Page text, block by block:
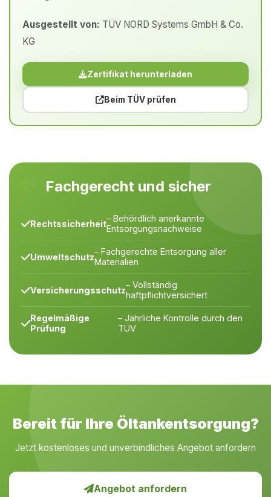
Ausgestellt von: TÜV NORD Systems GmbH & Co.
KG
Zertifikat herunterladen
Beim TÜV prüfen
Fachgerecht und sicher
Rechtssicherheit– Behördlich anerkannte
Entsorgungsnachweise
Umweltschutz– Fachgerechte Entsorgung aller
Materialien
Versicherungsschutz– Vollständig
haftpflichtversichert
Regelmäßige
Prüfung
– Jährliche Kontrolle durch den
TÜV
Bereit für Ihre Öltankentsorgung?
Jetzt kostenloses und unverbindliches Angebot anfordern
Angebot anfordern